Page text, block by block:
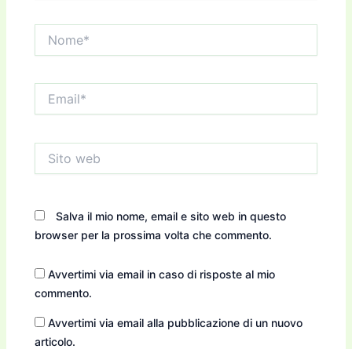
web
Salva il mio nome, email e sito web in questo
browser per la prossima volta che commento.
Avvertimi via email in caso di risposte al mio
commento.
Avvertimi via email alla pubblicazione di un nuovo
articolo.